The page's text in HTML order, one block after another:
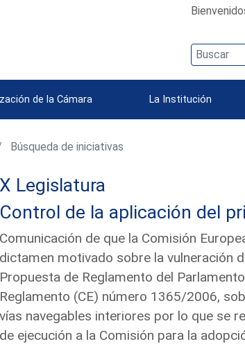
de la Cámara La Institución
Búsqueda de iniciativas
X Legislatura
Control de la aplicación del
Comunicación de que la Comisión
dictamen motivado sobre la vulneración
Propuesta de Reglamento del
Reglamento (CE) número 1365/2006,
vías navegables interiores por lo que se
de ejecución a la Comisión para la